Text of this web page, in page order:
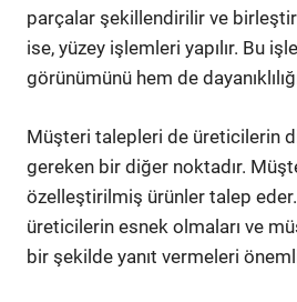
parçalar şekillendirilir ve
ise, yüzey işlemleri yapılır. Bu
görünümünü hem de
Müşteri talepleri de üreticilerin
gereken bir diğer noktadır.
özelleştirilmiş ürünler talep
üreticilerin esnek olmaları ve
bir şekilde yanıt vermeleri